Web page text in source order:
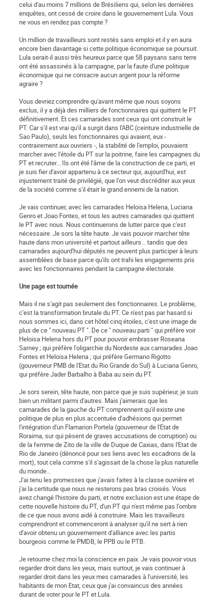
celui d'au moins 7 millions de Brésiliens qui, selon les dernières
enquêtes, ont cessé de croire dans le gouvernement Lula. Vous
ne vous en rendez pas compte ?
Un million de travailleurs sont restés sans emploi et il y en aura
encore bien davantage si cette politique économique se poursuit.
Lula serait-il aussi très heureux parce que 58 paysans sans terre
ont été assassinés à la campagne, par la faute d'une politique
économique qui ne consacre aucun argent pour la réforme
agraire ?
Vous devriez comprendre qu'avant même que nous soyons
exclus, il y a déjà des milliers de fonctionnaires qui quittent le PT
définitivement. Et ces camarades sont ceux qui ont construit le
PT. Car s'il est vrai qu'il a surgit dans l'ABC (ceinture industrielle de
Sao Paulo), seuls les fonctionnaires qui avaient, eux -
contrairement aux ouvriers -, la stabilité de l'emploi, pouvaient
marcher avec l'étoile du PT sur la poitrine, faire les campagnes du
PT et recruter... Ils ont été l'âme de la construction de ce parti, et
je suis fier d'avoir appartenu à ce secteur qui, aujourd'hui, est
injustement traité de privilégié, que l'on veut discréditer aux yeux
de la société comme s'il était le grand ennemi de la nation.
Je vais continuer, avec les camarades Heloisa Helena, Luciana
Genro et Joao Fontes, et tous les autres camarades qui quittent
le PT avec nous. Nous continuerons de lutter parce que c'est
nécessaire. Je sors la tête haute. Je vais pouvoir marcher tête
haute dans mon université et partout ailleurs... tandis que des
camarades aujourd'hui députés ne peuvent plus participer à leurs
assemblées de base parce qu'ils ont trahi les engagements pris
avec les fonctionnaires pendant la campagne électorale.
Une page est tournée
Mais il ne s'agit pas seulement des fonctionnaires. Le problème,
c'est la transformation brutale du PT. Ce n'est pas par hasard si
nous sommes ici, dans cet hôtel cinq étoiles, c'est une image de
plus de ce " nouveau PT ". De ce " nouveau parti " qui préfère voir
Heloisa Helena hors du PT pour pouvoir embrasser Roseana
Sarney ; qui préfère l'oligarchie du Nordeste aux camarades Joao
Fontes et Heloisa Helena ; qui préfère Germano Rigotto
(gouverneur PMB de l'Etat du Rio Grande do Sul) à Luciana Genro,
qui préfère Jader Barbalho à Baba au sein du PT.
Je sors serein, tête haute, non parce que je suis supérieur, je suis
bien un militant parmi d'autres. Mais j'aimerais que les
camarades de la gauche du PT comprennent qu'il existe une
politique de plus en plus accentuée d'adhésions qui permet
l'intégration d'un Flamarion Portela (gouverneur de l'Etat de
Roraima, sur qui pèsent de graves accusations de corruption) ou
de la femme de Zito de la ville de Duque de Caxias, dans l'Etat de
Rio de Janeiro (dénoncé pour ses liens avec les escadrons de la
mort), tout cela comme s'il s'agissait de la chose la plus naturelle
du monde...
J'ai tenu les promesses que j'avais faites à la classe ouvrière et
j'ai la certitude que nous ne resterons pas bras croisés. Vous
avez changé l'histoire du parti, et notre exclusion est une étape de
cette nouvelle histoire du PT, d'un PT qui n'est même pas l'ombre
de ce que nous avons aidé à construire. Mais les travailleurs
comprendront et commenceront à analyser qu'il ne sert à rien
d'avoir obtenu un gouvernement d'alliance avec les partis
bourgeois comme le PMDB, le PPB ou le PTB.
Je retourne chez moi la conscience en paix. Je vais pouvoir vous
regarder droit dans les yeux, mais surtout, je vais continuer à
regarder droit dans les yeux mes camarades à l'université, les
habitants de mon Etat, ceux que j'ai convaincus des années
durant de voter pour le PT et Lula.